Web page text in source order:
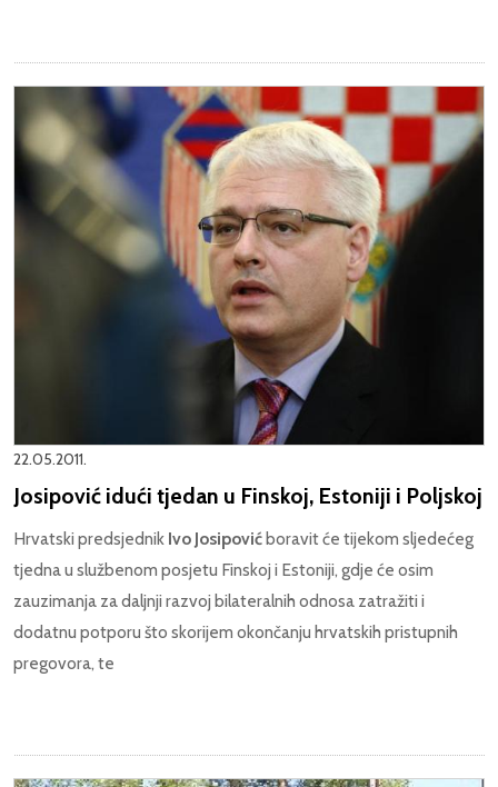
22.05.2011.
Josipović idući tjedan u Finskoj, Estoniji i Poljskoj
Hrvatski predsjednik Ivo Josipovićboravit će tijekom sljedećeg
tjedna u službenom posjetu Finskoj i Estoniji, gdje će osim
zauzimanja za daljnji razvoj bilateralnih odnosa zatražiti i
dodatnu potporu što skorijem okončanju hrvatskih pristupnih
pregovora, te